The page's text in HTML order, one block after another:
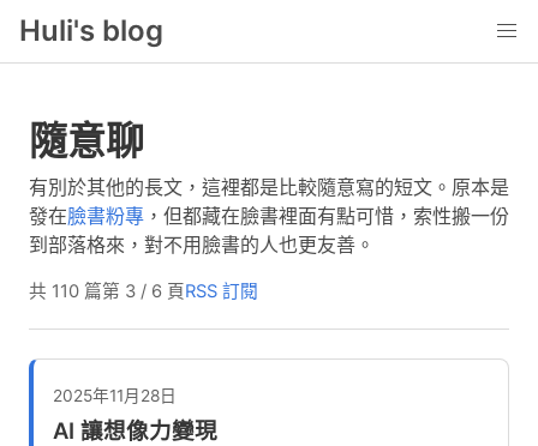
Huli's blog
隨意聊
有別於其他的長文，這裡都是比較隨意寫的短文。原本是
發在臉書粉專 ，但都藏在臉書裡面有點可惜，索性搬一份
到部落格來，對不用臉書的人也更友善。
共 110 篇第 3 / 6 頁RSS 訂閱
2025年11月28日
AI 讓想像力變現